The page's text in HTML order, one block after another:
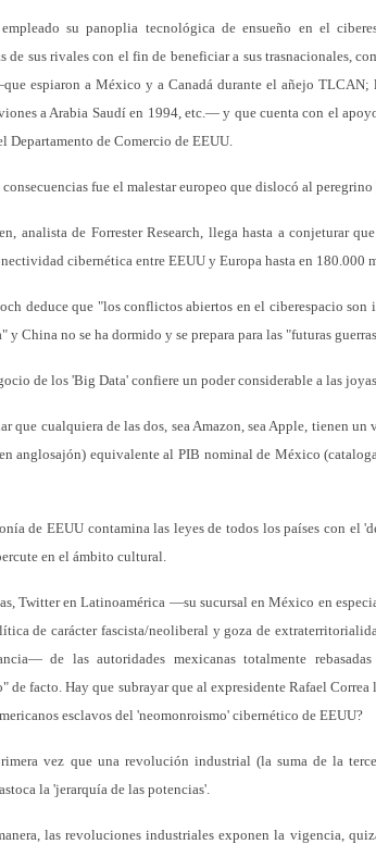
su panoplia tecnológica de ensueño en el
de sus rivales con el fin de beneficiar a sus trasnacionales,
espiaron a México y a Canadá durante el añejo TLCAN;
a Arabia Saudí en 1994, etc.— y que cuenta con el
Departamento de Comercio de EEUU.
consecuencias fue el malestar europeo que dislocó al peregrino
analista de Forrester Research, llega hasta a conjeturar
cibernética entre EEUU y Europa hasta en 180.000
deduce que "los conflictos abiertos en el ciberespacio
y China no se ha dormido y se prepara para las "futuras
de los 'Big Data' confiere un poder considerable a las
que cualquiera de las dos, sea Amazon, sea Apple, tienen
anglosajón) equivalente al PIB nominal de México
de EEUU contamina las leyes de todos los países con el
en el ámbito cultural.
Twitter en Latinoamérica —su sucursal en México en
de carácter fascista/neoliberal y goza de
de las autoridades mexicanas totalmente
de facto. Hay que subrayar que al expresidente Rafael Correa
esclavos del 'neomonroismo' cibernético de EEUU?
vez que una revolución industrial (la suma de la
la 'jerarquía de las potencias'.
las revoluciones industriales exponen la vigencia,